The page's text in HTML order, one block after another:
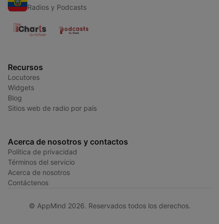
Radios y Podcasts
Recursos
Locutores
Widgets
Blog
Sitios web de radio por país
Acerca de nosotros y contactos
Política de privacidad
Términos del servicio
Acerca de nosotros
Contáctenos
© AppMind 2026. Reservados todos los derechos.